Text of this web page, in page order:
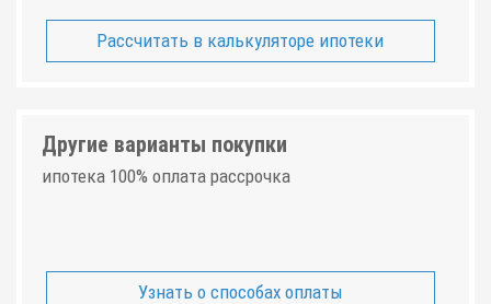
Рассчитать в калькуляторе ипотеки
Другие варианты покупки
ипотека 100% оплата рассрочка
Узнать о способах оплаты